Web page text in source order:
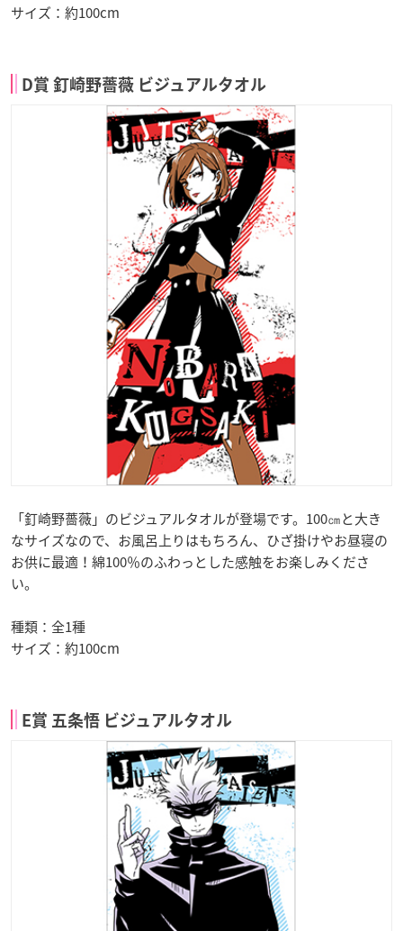
サイズ：約100cm
D賞 釘崎野薔薇 ビジュアルタオル
「釘崎野薔薇」のビジュアルタオルが登場です。100㎝と大き
なサイズなので、お風呂上りはもちろん、ひざ掛けやお昼寝の
お供に最適！綿100％のふわっとした感触をお楽しみくださ
い。
種類：全1種
サイズ：約100cm
E賞 五条悟 ビジュアルタオル